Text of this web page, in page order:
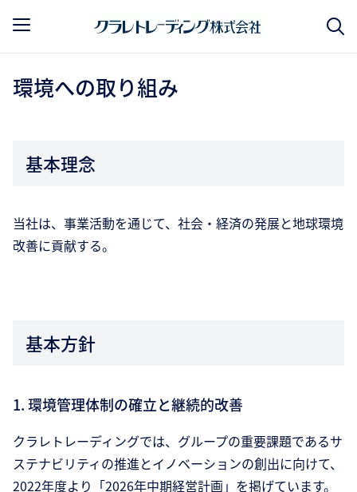
環境への取り組み
基本理念
当社は、事業活動を通じて、社会・経済の発展と地球環境
改善に貢献する。
基本方針
1. 環境管理体制の確立と継続的改善
クラレトレーディングでは、グループの重要課題であるサ
ステナビリティの推進とイノベーションの創出に向けて、
2022年度より「2026年中期経営計画」を掲げています。